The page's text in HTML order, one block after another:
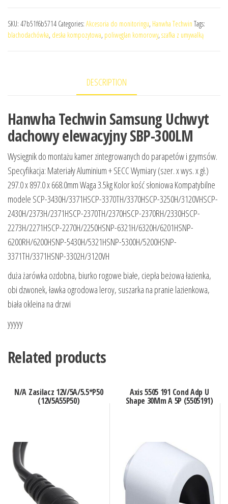
SKU: 47b51f6b5714 Categories: Akcesoria do monitoringu, Hanwha Techwin Tags:
blachodachówka, deska kompozytowa, poliwęglan komorowy, szafka z umywalką
DESCRIPTION
Hanwha Techwin Samsung Uchwyt
dachowy elewacyjny SBP-300LM
Wysięgnik do montażu kamer zintegrowanych do parapetów i gzymsów.
Specyfikacja: Materiały Aluminium + SECC Wymiary (szer. x wys. x gł.)
297.0 x 897.0 x 668.0mm Waga 3.5kg Kolor kość słoniowa Kompatybilne
modele SCP-3430H/3371HSCP-3370TH/3370HSCP-3250H/3120VHSCP-
2430H/2373H/2371HSCP-2370TH/2370HSCP-2370RH/2330HSCP-
2273H/2271HSCP-2270H/2250HSNP-6321H/6320H/6201HSNP-
6200RH/6200HSNP-5430H/5321HSNP-5300H/5200HSNP-
3371TH/3371HSNP-3302H/3120VH
duża żarówka ozdobna, biurko rogowe białe, ciepła beżowa łazienka,
obi dzwonek, ławka ogrodowa leroy, suszarka na pranie lazienkowa,
biała okleina na drzwi
yyyyy
Related products
N/A Zasilacz 12V/5A/5.5*P50
(12V5A55P50)
Axis 5505 191 Cond Adp U
Shape 30Mm A 5P (5505191)